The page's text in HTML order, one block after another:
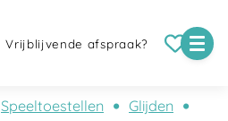
Vrijblijvende afspraak?
Speeltoestellen
Glijden